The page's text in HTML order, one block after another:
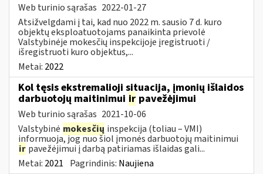
Web turinio sąrašas 2022-01-27
Atsižvelgdami į tai, kad nuo 2022 m. sausio 7 d. kuro
objektų eksploatuotojams panaikinta prievolė
Valstybinėje mokesčių inspekcijoje įregistruoti /
išregistruoti kuro objektus,...
Metai: 2022
Kol tęsis ekstremalioji situacija, įmonių išlaidos
darbuotojų maitinimui ir pavežėjimui
Web turinio sąrašas 2021-10-06
Valstybinė mokesčių inspekcija (toliau – VMI)
informuoja, jog nuo šiol įmonės darbuotojų maitinimui
ir pavežėjimui į darbą patiriamas išlaidas gali...
Metai: 2021 Pagrindinis: Naujiena